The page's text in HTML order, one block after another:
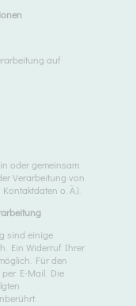
auf
oder gemeinsam
Verarbeitung von
o. Ä.).
sind einige
Ein Widerruf Ihrer
Für den
E-Mail. Die